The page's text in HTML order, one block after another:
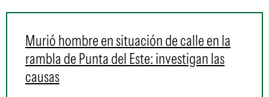
Murió hombre en situación de calle en la
rambla de Punta del Este: investigan las
causas